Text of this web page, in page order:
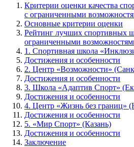
Критерии оценки качества
с ограниченными
Основные критерии оценки
Рейтинг лучших спортивных
ограниченными
1. Спортивная школа
Достижения и особенности
2. Центр «Возможности»
Достижения и особенности
3. Школа «Адаптив Спорт»
Достижения и особенности
4. Центр «Жизнь без границ»
Достижения и особенности
5. «Мир Спорт» (Казань)
Достижения и особенности
Заключение